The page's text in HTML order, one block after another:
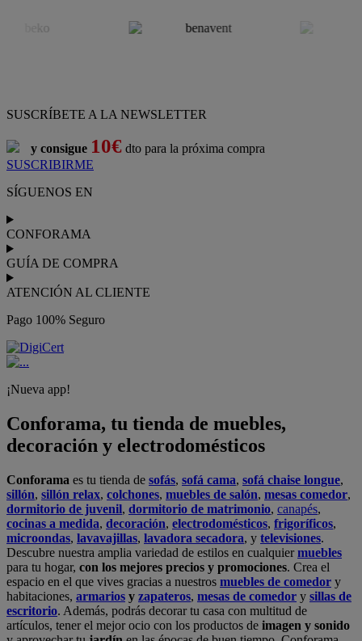
SUSCRÍBETE A LA NEWSLETTER
y consigue 10€ dto para la próxima compra
SUSCRIBIRME
SÍGUENOS EN
CONFORAMA
GUÍA DE COMPRA
ATENCIÓN AL CLIENTE
Pago 100% Seguro
¡Nueva app!
Conforama, tu tienda de muebles,
decoración y electrodomésticos
Conforama es tu tienda de sofás, sofá cama, sofá chaise longue,
sillón, sillón relax, colchones, muebles de salón, mesas comedor,
dormitorio de juvenil, dormitorio de matrimonio, canapés,
cocinas a medida, decoración, electrodomésticos, frigoríficos,
microondas, lavavajillas, lavadora secadora, y televisiones.
Descubre nuestra amplia variedad de estilos en cualquiermuebles
para tu hogar, con los mejores precios y promociones. Crea el
espacio en el que vives gracias a nuestros muebles de comedor y
habitaciones, armarios y zapateros, mesas de comedor y sillas de
escritorio. Además, podrás decorar tu casa con multitud de
artículos, tener el mejor ocio con los productos de imagen y sonido